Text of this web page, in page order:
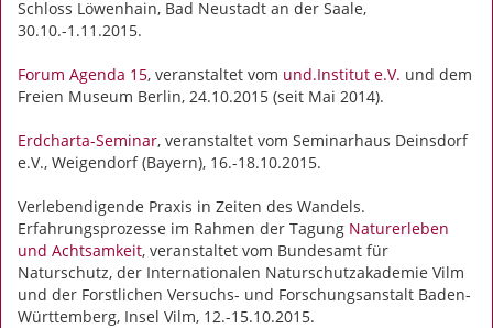
Schloss Löwenhain, Bad Neustadt an der Saale,
30.10.-1.11.2015.
Forum Agenda 15, veranstaltet vom und.Institut e.V. und dem
Freien Museum Berlin, 24.10.2015 (seit Mai 2014).
Erdcharta-Seminar, veranstaltet vom Seminarhaus Deinsdorf
e.V., Weigendorf (Bayern), 16.-18.10.2015.
Verlebendigende Praxis in Zeiten des Wandels.
Erfahrungsprozesse im Rahmen der Tagung Naturerleben
und Achtsamkeit, veranstaltet vom Bundesamt für
Naturschutz, der Internationalen Naturschutzakademie Vilm
und der Forstlichen Versuchs- und Forschungsanstalt Baden-
Württemberg, Insel Vilm, 12.-15.10.2015.